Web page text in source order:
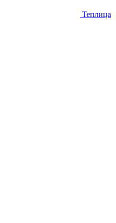
Теплица